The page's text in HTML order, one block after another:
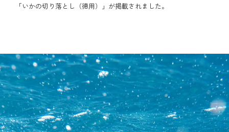
「いかの切り落とし（徳用）」が掲載されました。